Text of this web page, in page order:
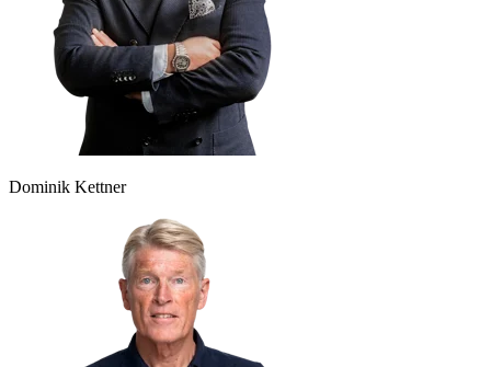
Dominik Kettner